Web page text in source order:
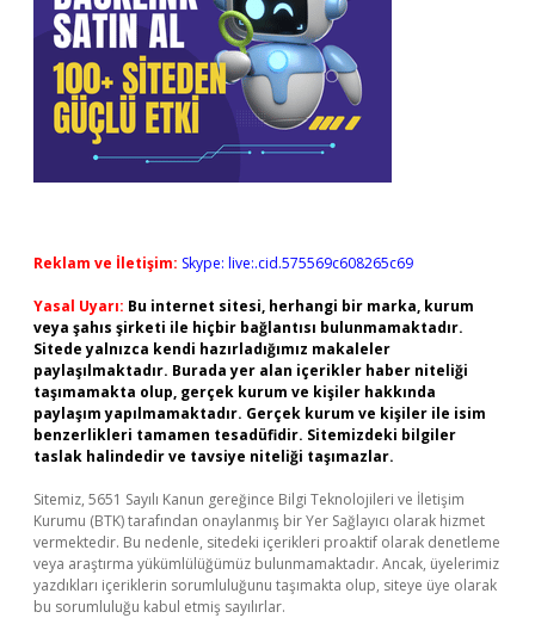
Reklam ve İletişim: Skype: live:.cid.575569c608265c69
Yasal Uyarı: Bu internet sitesi, herhangi bir marka, kurum
veya şahıs şirketi ile hiçbir bağlantısı bulunmamaktadır.
Sitede yalnızca kendi hazırladığımız makaleler
paylaşılmaktadır. Burada yer alan içerikler haber niteliği
taşımamakta olup, gerçek kurum ve kişiler hakkında
paylaşım yapılmamaktadır. Gerçek kurum ve kişiler ile isim
benzerlikleri tamamen tesadüfidir. Sitemizdeki bilgiler
taslak halindedir ve tavsiye niteliği taşımazlar.
Sitemiz, 5651 Sayılı Kanun gereğince Bilgi Teknolojileri ve İletişim
Kurumu (BTK) tarafından onaylanmış bir Yer Sağlayıcı olarak hizmet
vermektedir. Bu nedenle, sitedeki içerikleri proaktif olarak denetleme
veya araştırma yükümlülüğümüz bulunmamaktadır. Ancak, üyelerimiz
yazdıkları içeriklerin sorumluluğunu taşımakta olup, siteye üye olarak
bu sorumluluğu kabul etmiş sayılırlar.